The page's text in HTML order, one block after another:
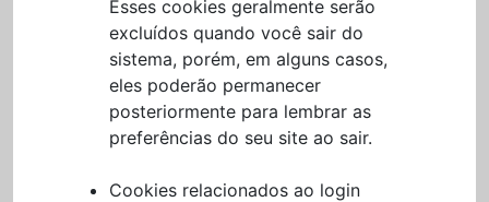
Esses cookies geralmente serão
excluídos quando você sair do
sistema, porém, em alguns casos,
eles poderão permanecer
posteriormente para lembrar as
preferências do seu site ao sair.
Cookies relacionados ao login